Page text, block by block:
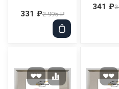
331 ₽2 995 ₽
341 ₽